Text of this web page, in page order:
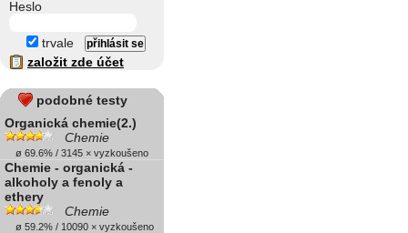
Heslo
trvale
založit zde účet
podobné testy
Organická chemie(2.)
Chemie
ø 69.6% / 3145 × vyzkoušeno
Chemie - organická -
alkoholy a fenoly a
ethery
Chemie
ø 59.2% / 10090 × vyzkoušeno